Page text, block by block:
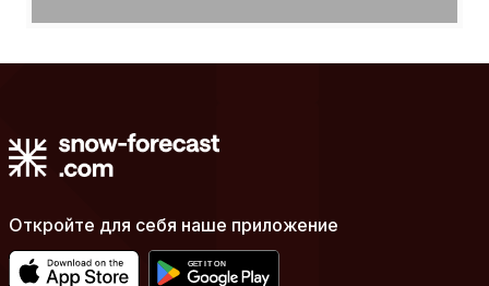
Откройте для себя наше приложение